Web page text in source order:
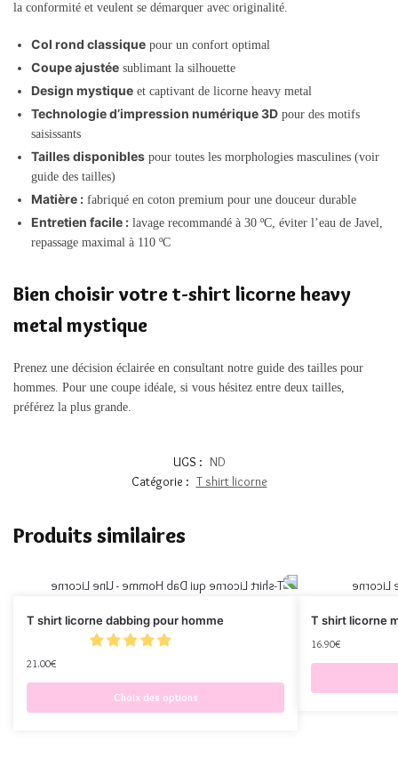
la conformité et veulent se démarquer avec originalité.
Col rond classique pour un confort optimal
Coupe ajustée sublimant la silhouette
Design mystique et captivant de licorne heavy metal
Technologie d’impression numérique 3D pour des motifs
saisissants
Tailles disponibles pour toutes les morphologies masculines (voir
guide des tailles)
Matière : fabriqué en coton premium pour une douceur durable
Entretien facile : lavage recommandé à 30 ºC, éviter l’eau de Javel,
repassage maximal à 110 ºC
Bien choisir votre t-shirt licorne heavy
metal mystique
Prenez une décision éclairée en consultant notre guide des tailles pour
hommes. Pour une coupe idéale, si vous hésitez entre deux tailles,
préférez la plus grande.
UGS : ND
Catégorie : T shirt licorne
Produits similaires
T shirt licorne dabbing pour homme
21.00€
Choix des options
T shirt licorne
16.90€